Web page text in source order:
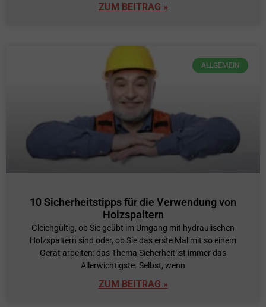
ZUM BEITRAG »
ALLGEMEIN
10 Sicherheitstipps für die Verwendung von
Holzspaltern
Gleichgültig, ob Sie geübt im Umgang mit hydraulischen
Holzspaltern sind oder, ob Sie das erste Mal mit so einem
Gerät arbeiten: das Thema Sicherheit ist immer das
Allerwichtigste. Selbst, wenn
ZUM BEITRAG »